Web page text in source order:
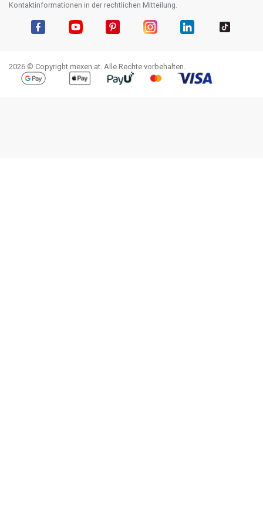
Kontaktinformationen in der rechtlichen Mitteilung.
2026 © Copyright mexen.at. Alle Rechte vorbehalten.